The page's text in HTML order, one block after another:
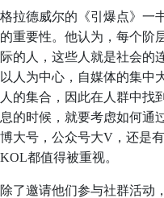
格拉德威尔的《引爆点》一
的重要性。他认为，每个阶
际的人，这些人就是社会的
以人为中心，自媒体的集中
人的集合，因此在人群中找
息的时候，就要考虑如何通
博大号，公众号大V，还是
KOL都值得被重视。
除了邀请他们参与社群活动